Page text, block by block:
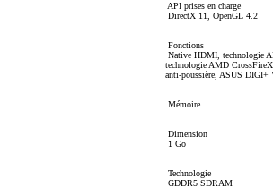
API prises en charge
DirectX 11, OpenGL 4.2
Fonctions
Native HDMI, technologie
technologie AMD
anti-poussière, ASUS
Mémoire
Dimension
1 Go
Technologie
GDDR5 SDRAM